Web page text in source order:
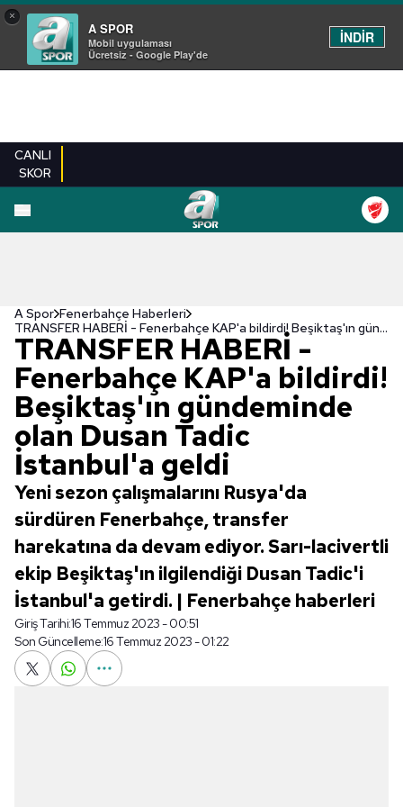
×
A SPOR
Mobil uygulaması
Ücretsiz - Google Play'de
İNDİR
CANLI
SKOR
A Spor Fenerbahçe Haberleri
TRANSFER HABERİ - Fenerbahçe KAP'a bildirdi! Beşiktaş'ın gündeminde olan Dusan Tadic İstanbul'a geldi
TRANSFER HABERİ -
Fenerbahçe KAP'a bildirdi!
Beşiktaş'ın gündeminde
olan Dusan Tadic
İstanbul'a geldi
Yeni sezon çalışmalarını Rusya'da
sürdüren Fenerbahçe, transfer
harekatına da devam ediyor. Sarı-lacivertli
ekip Beşiktaş'ın ilgilendiği Dusan Tadic'i
İstanbul'a getirdi. | Fenerbahçe haberleri
Giriş Tarihi:16 Temmuz 2023 - 00:51
Son Güncelleme:16 Temmuz 2023 - 01:22